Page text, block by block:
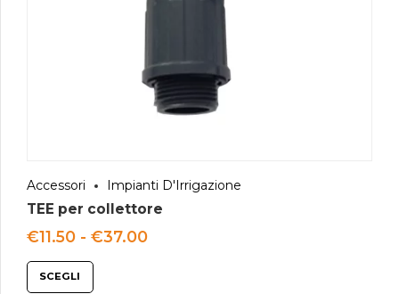
Accessori Impianti D'Irrigazione
TEE per collettore
€11.50 - €37.00Fascia
SCEGLI